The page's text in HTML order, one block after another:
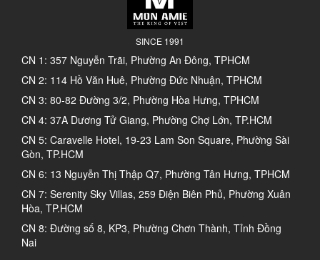
SINCE 1991
CN 1: 357 Nguyễn Trãi, Phường An Đông, TPHCM
CN 2: 114 Hồ Văn Huê, Phường Đức Nhuận, TPHCM
CN 3: 80-82 Đường 3/2, Phường Hòa Hưng, TPHCM
CN 4: 37A Dương Tử Giang, Phường Chợ Lớn, TP.HCM
CN 5: Caravelle Hotel, 19-23 Lam Son Square, Phường Sài
Gòn, TP.HCM
CN 6: 13 Nguyễn Thị Thập Q7, Phường Tân Hưng, TPHCM
CN 7: Serenity Sky Villas, 259 Điện Biên Phủ, Phường Xuân
Hòa, TP.HCM
CN 8: Đường số 8, KP3, Phường Chơn Thành, Tỉnh Đồng
Nai